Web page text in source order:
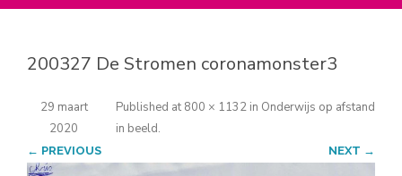
200327 De Stromen coronamonster3
Published
29 maart
2020
at 800 × 1132 in Onderwijs op afstand
in beeld.
← PREVIOUS NEXT →